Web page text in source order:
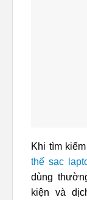
Khi tìm
thế sạc
dùng
kiện và